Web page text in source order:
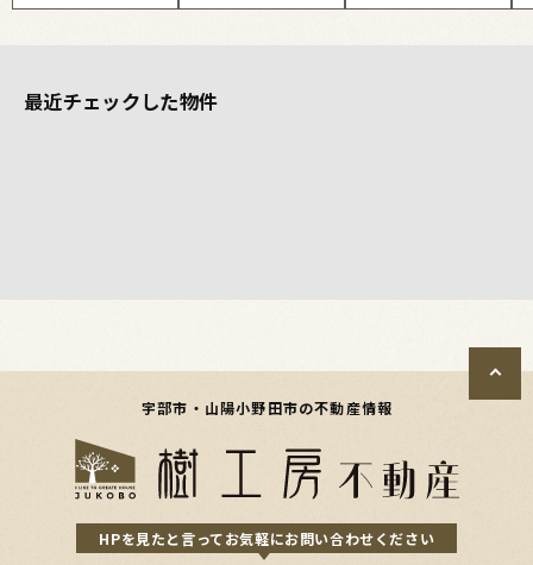
最近チェックした物件
宇部市・山陽小野田市の不動産情報
HPを見たと言ってお気軽にお問い合わせください